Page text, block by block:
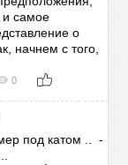
и самое
о
начнем с того,
0
под катом .. -